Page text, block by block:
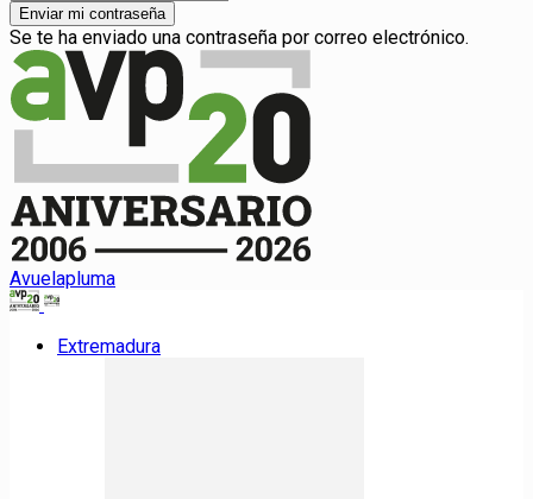
Se te ha enviado una contraseña por correo electrónico.
Avuelapluma
Extremadura